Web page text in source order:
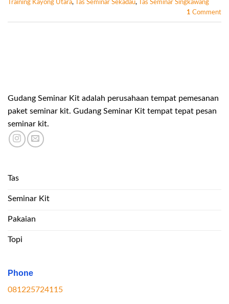
Training Kayong Utara, Tas Seminar Sekadau,
Tas Seminar Singkawang
1 Comment
Gudang Seminar Kit adalah perusahaan tempat pemesanan
paket seminar kit. Gudang Seminar Kit tempat tepat pesan
seminar kit.
Tas
Seminar Kit
Pakaian
Topi
Phone
081225724115